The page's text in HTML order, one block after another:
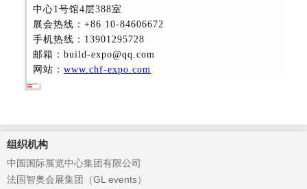
中心1号馆4层388室
展会热线 ：+86 10-84606672
手机热线：13901295728
邮箱：build-expo@qq.com
网站： www.chf-expo.com
组织机构
中国国际展览中心集团有限公司
法国智奥会展集团（GL events）